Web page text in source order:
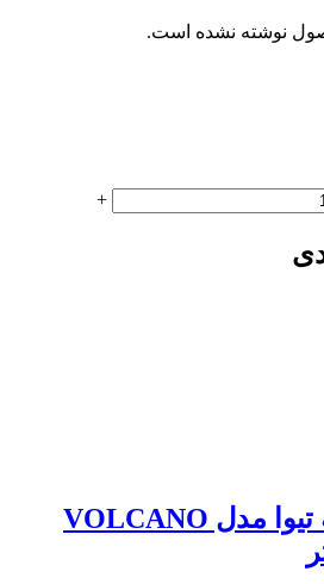
نوشته نشده است.
+
ادو پرفیوم مردانه تیوا مدل VOLCANO